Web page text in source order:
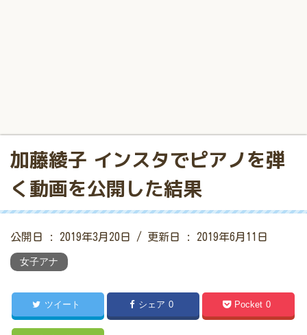
加藤綾子 インスタでピアノを弾
く動画を公開した結果
公開日 : 2019年3月20日 / 更新日 : 2019年6月11日
女子アナ
ツイート シェア 0 Pocket 0